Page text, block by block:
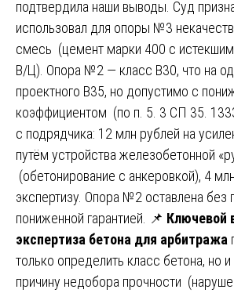
подтвердила наши выводы. Суд
использовал для опоры №3
смесь (цемент марки 400 с
В/Ц). Опора №2 — класс В30, что на
проектного В35, но допустимо с
коэффициентом (по п. 5. 3 СП 35.
с подрядчика: 12 млн рублей на
путём устройства железобетонной
(обетонирование с анкеровкой), 4
экспертизу. Опора №2 оставлена без
пониженной гарантией. 📌 Ключевой
экспертиза бетона для арбитража
только определить класс бетона, но и
причину недобора прочности